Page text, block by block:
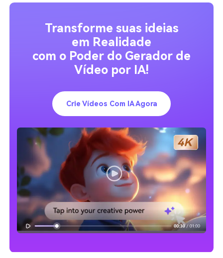
Transforme suas ideias
em Realidade
com o Poder do Gerador de
Vídeo por IA!
Crie Vídeos Com IA Agora